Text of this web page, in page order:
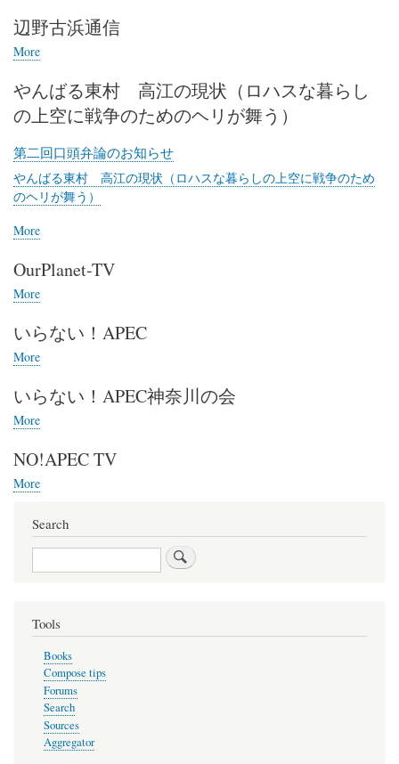
業
省
ピ
ル
ズ・
プ
ン
研
究
辺野古浜通信
More
辺
野
古
浜
通
信
やんばる東村 高江の現状（ロハスな暮らし
の上空に戦争のためのヘリが舞う）
第二回口頭弁論のお知らせ
やんばる東村 高江の現状（ロハスな暮らしの上空に戦争のため
のヘリが舞う）
More
や
る
東
江
状
な
暮
上
空
に
戦
争
の
た
め
OurPlanet-TV
More
OurPlanet-
いらない！APEC
More
い
い！
APEC
いらない！APEC神奈川の会
More
い
APEC
神
奈
会
NO!APEC TV
More
NO!APEC
TV
Search
Search
Tools
Books
Compose tips
Forums
Search
Sources
Aggregator